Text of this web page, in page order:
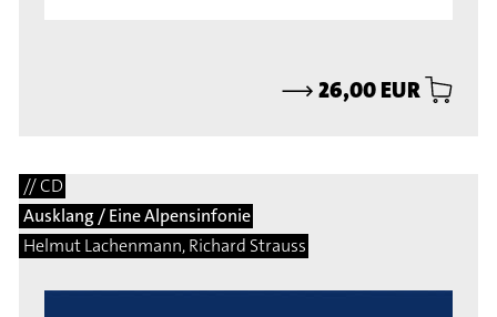
⟶26,00 EUR
// CD
Ausklang / Eine Alpensinfonie
Helmut Lachenmann, Richard Strauss